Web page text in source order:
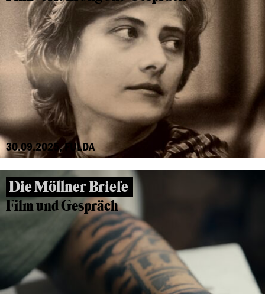
30.09.2025, FULDA
Die Möllner Briefe
Film und Gespräch